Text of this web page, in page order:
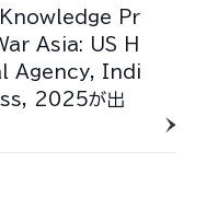
Knowledge Pr
Asia: US H
Agency, Indi
2025が出